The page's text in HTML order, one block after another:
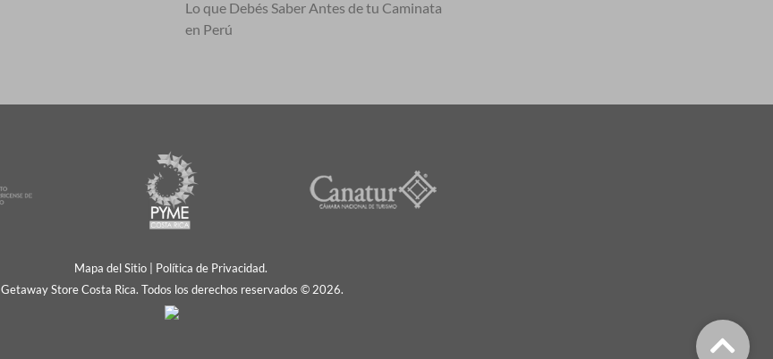
Lo que Debés Saber Antes de tu Caminata
en Perú
Mapa del Sitio| Política de Privacidad.
Getaway Store Costa Rica. Todos los derechos reservados © 2026.